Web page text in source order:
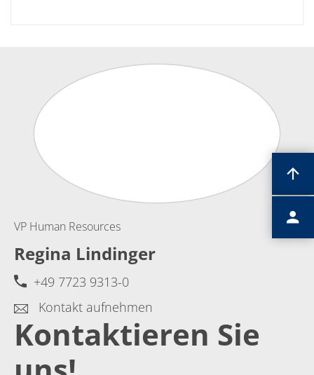
VP Human Resources
Regina Lindinger
+49 7723 9313-0
Kontakt aufnehmen
Kontaktieren Sie